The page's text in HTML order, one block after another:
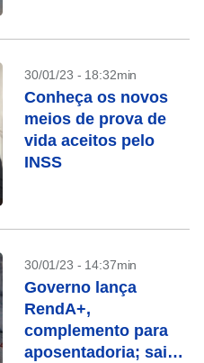
30/01/23 - 18:32min
Conheça os novos
meios de prova de
vida aceitos pelo
INSS
30/01/23 - 14:37min
Governo lança
RendA+,
complemento para
aposentadoria; saiba